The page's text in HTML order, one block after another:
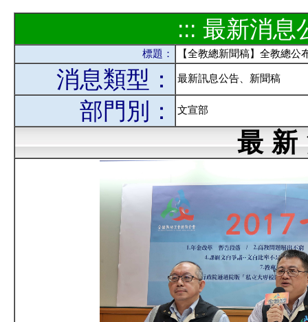
::: 最新消息
標題： 【全教總新聞稿】全教總公
消息類型： 最新訊息公告、新聞稿
部門別： 文宣部
最 新